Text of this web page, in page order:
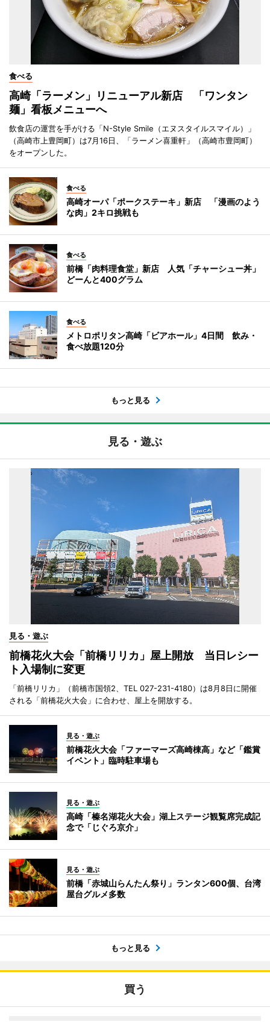
食べる
高崎「ラーメン」リニューアル新店 「ワンタン
麺」看板メニューへ
飲食店の運営を手がける「N-Style Smile（エヌスタイルスマイル）」
（高崎市上豊岡町）は7月16日、「ラーメン喜重軒」（高崎市豊岡町）
をオープンした。
食べる
高崎オーパ「ポークステーキ」新店 「漫画のよう
な肉」2キロ挑戦も
食べる
前橋「肉料理食堂」新店 人気「チャーシュー丼」
どーんと400グラム
食べる
メトロポリタン高崎「ビアホール」4日間 飲み・
食べ放題120分
もっと見る
見る・遊ぶ
見る・遊ぶ
前橋花火大会「前橋リリカ」屋上開放 当日レシー
ト入場制に変更
「前橋リリカ」（前橋市国領2、TEL 027-231-4180）は8月8日に開催
される「前橋花火大会」に合わせ、屋上を開放する。
見る・遊ぶ
前橋花火大会「ファーマーズ高崎棟高」など「鑑賞
イベント」臨時駐車場も
見る・遊ぶ
高崎「榛名湖花火大会」湖上ステージ観覧席完成記
念で「じぐろ京介」
見る・遊ぶ
前橋「赤城山らんたん祭り」ランタン600個、台湾
屋台グルメ多数
もっと見る
買う